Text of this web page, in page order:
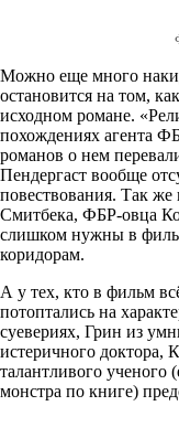
Можно еще много
остановится на том,
исходном романе.
похождениях агента
романов о нем
Пендергаст вообще
повествования. Так
Смитбека, ФБР-овца
слишком нужны в
коридорам.
А у тех, кто в фильм
потоптались на
суевериях, Грин из
истеричного доктора,
талантливого ученого
монстра по книге)